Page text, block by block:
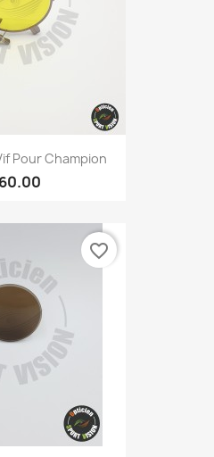
Pour Champion
favorite_border